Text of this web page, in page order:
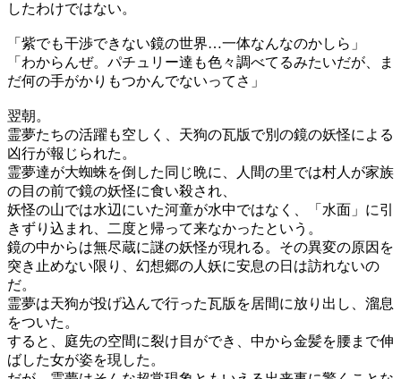
したわけではない。
「紫でも干渉できない鏡の世界…一体なんなのかしら」
「わからんぜ。パチュリー達も色々調べてるみたいだが、ま
だ何の手がかりもつかんでないってさ」
翌朝。
霊夢たちの活躍も空しく、天狗の瓦版で別の鏡の妖怪による
凶行が報じられた。
霊夢達が大蜘蛛を倒した同じ晩に、人間の里では村人が家族
の目の前で鏡の妖怪に食い殺され、
妖怪の山では水辺にいた河童が水中ではなく、「水面」に引
きずり込まれ、二度と帰って来なかったという。
鏡の中からは無尽蔵に謎の妖怪が現れる。その異変の原因を
突き止めない限り、幻想郷の人妖に安息の日は訪れないの
だ。
霊夢は天狗が投げ込んで行った瓦版を居間に放り出し、溜息
をついた。
すると、庭先の空間に裂け目ができ、中から金髪を腰まで伸
ばした女が姿を現した。